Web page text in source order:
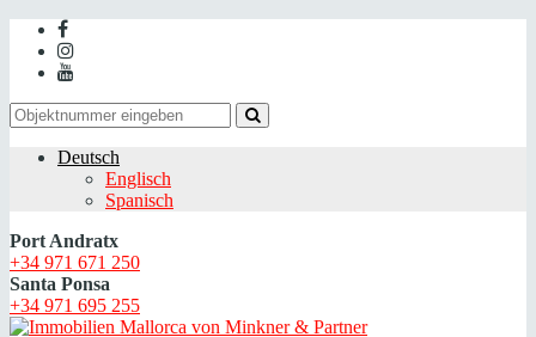
Deutsch
Englisch
Spanisch
Port Andratx
+34 971 671 250
Santa Ponsa
+34 971 695 255